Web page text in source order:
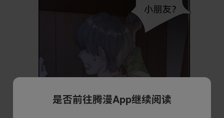
是否前往腾漫App继续阅读